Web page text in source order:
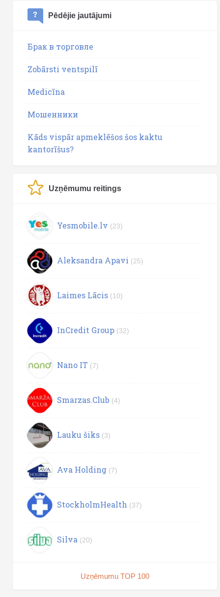
Pēdējie jautājumi
Брак в торговле
Zobārsti ventspilī
Medicīna
Мошенники
Kāds vispār apmeklēšos šos kaktu
kantorīšus?
Uzņēmumu reitings
Yesmobile.lv (23)
Aleksandra Apavi (25)
Laimes Lācis (10)
InCredit Group (32)
Nano IT (7)
Smarzas.Club (4)
Lauku šiks (3)
Ava Holding (7)
StockholmHealth (37)
Silva (20)
Uzņēmumu TOP 100